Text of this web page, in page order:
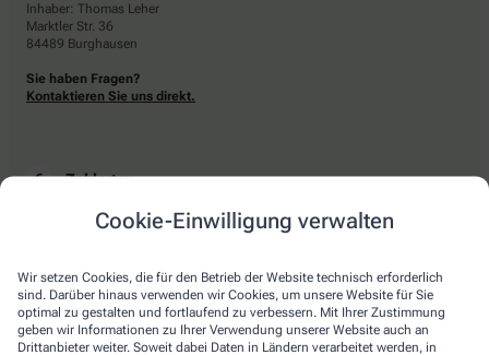
Cookie-Einwilligung verwalten
Wir setzen Cookies, die für den Betrieb der Website technisch erforderlich
sind. Darüber hinaus verwenden wir Cookies, um unsere Website für Sie
optimal zu gestalten und fortlaufend zu verbessern. Mit Ihrer Zustimmung
geben wir Informationen zu Ihrer Verwendung unserer Website auch an
Drittanbieter weiter. Soweit dabei Daten in Ländern verarbeitet werden, in
Inhaber: Thomas Leher
Marktler Str. 36
84489 Burghausen
Sie haben Fragen?
Kontaktieren Sie uns direkt.
Zahlarten
Bar oder mit einer anderen akzeptierten Zahlungsart Ihrer Apotheke vor Ort.
Lieferarten